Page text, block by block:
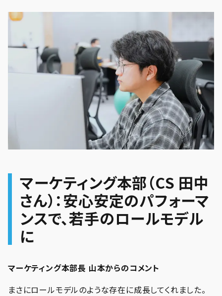
マーケティング本部（CS 田中
さん）：安心安定のパフォーマ
ンスで、若手のロールモデル
に
マーケティング本部長 山本からのコメント
まさにロールモデルのような存在に成長してくれました。